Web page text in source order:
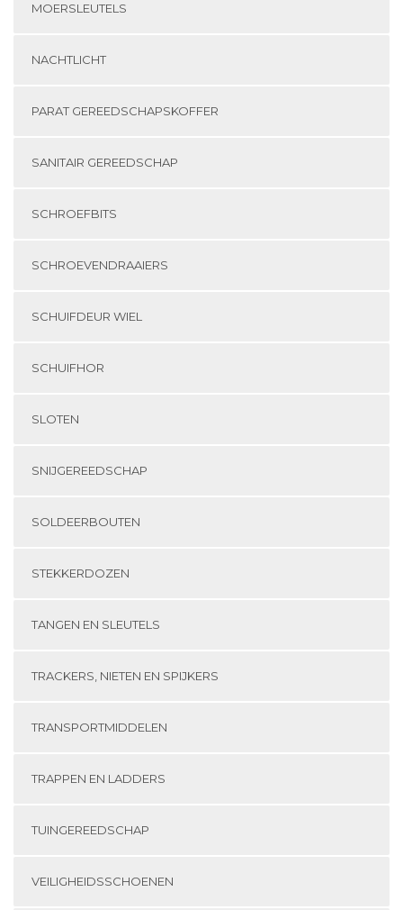
MOERSLEUTELS
NACHTLICHT
PARAT GEREEDSCHAPSKOFFER
SANITAIR GEREEDSCHAP
SCHROEFBITS
SCHROEVENDRAAIERS
SCHUIFDEUR WIEL
SCHUIFHOR
SLOTEN
SNIJGEREEDSCHAP
SOLDEERBOUTEN
STEKKERDOZEN
TANGEN EN SLEUTELS
TRACKERS, NIETEN EN SPIJKERS
TRANSPORTMIDDELEN
TRAPPEN EN LADDERS
TUINGEREEDSCHAP
VEILIGHEIDSSCHOENEN